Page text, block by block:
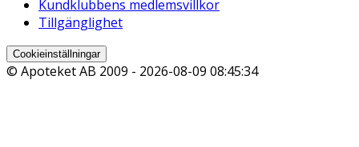
Kundklubbens medlemsvillkor
Tillgänglighet
Cookieinställningar
© Apoteket AB 2009 - 2026-08-09 08:45:34